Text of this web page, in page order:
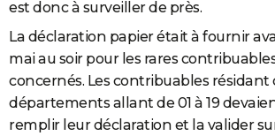
DICTIONNAIRE
Dictionnaire
Biographies
Citations
Expressions
Proverbes
PROGRAMME TV
COPAINS D'AVANT
S'inscrire
Se connecter
Lycées
Collèges
Primaires
Universités
Entreprises
Service militaire
Avis de recherche
AVIS DE DÉCÈS
est donc à surveiller de près.
La déclaration papier était à fournir
mai au soir pour les rares
concernés. Les contribuables résidant
départements allant de 01 à 19
remplir leur déclaration et la valider